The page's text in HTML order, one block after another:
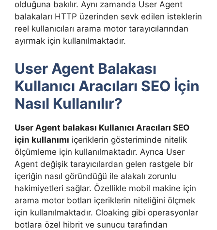
olduğuna bakılır. Aynı zamanda User Agent
balakaları HTTP üzerinden sevk edilen isteklerin
reel kullanıcıları arama motor tarayıcılarından
ayırmak için kullanılmaktadır.
User Agent Balakası
Kullanıcı Aracıları SEO İçin
Nasıl Kullanılır?
User Agent balakası Kullanıcı Aracıları SEO
için kullanımı içeriklerin gösteriminde nitelik
ölçümleme için kullanılmaktadır. Ayrıca User
Agent değişik tarayıcılardan gelen rastgele bir
içeriğin nasıl göründüğü ile alakalı zorunlu
hakimiyetleri sağlar. Özellikle mobil makine için
arama motor botları içeriklerin niteliğini ölçmek
için kullanılmaktadır. Cloaking gibi operasyonlar
botlara özel hibrit ve sunucu tarafından